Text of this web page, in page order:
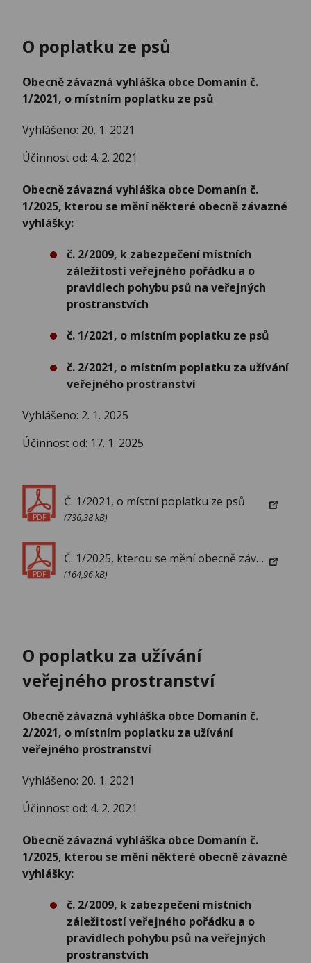
O poplatku ze psů
Obecně závazná vyhláška obce Domanín č.
1/2021, o místním poplatku ze psů
Vyhlášeno: 20. 1. 2021
Účinnost od: 4. 2. 2021
Obecně závazná vyhláška obce Domanín č.
1/2025, kterou se mění některé obecně závazné
vyhlášky:
č. 2/2009, k zabezpečení místních
záležitostí veřejného pořádku a o
pravidlech pohybu psů na veřejných
prostranstvích
č. 1/2021, o místním poplatku ze psů
č. 2/2021, o místním poplatku za užívání
veřejného prostranství
Vyhlášeno: 2. 1. 2025
Účinnost od: 17. 1. 2025
Č. 1/2021, o místní poplatku ze psů
(736,38 kB)
PDF
Č. 1/2025, kterou se mění obecně závazné vyhlášky č. 2/2009, k zabezpečení místních záležitostí veřejného pořádku a o pravidlech pohybu psů na veřejných prostranstvích, č. 1/2021, o místním poplatku ze psů, č. 2/2021, o místním poplatku za užívání veřejného prostranství
(164,96 kB)
PDF
O poplatku za užívání
veřejného prostranství
Obecně závazná vyhláška obce Domanín č.
2/2021, o místním poplatku za užívání
veřejného prostranství
Vyhlášeno: 20. 1. 2021
Účinnost od: 4. 2. 2021
Obecně závazná vyhláška obce Domanín č.
1/2025, kterou se mění některé obecně závazné
vyhlášky:
č. 2/2009, k zabezpečení místních
záležitostí veřejného pořádku a o
pravidlech pohybu psů na veřejných
prostranstvích